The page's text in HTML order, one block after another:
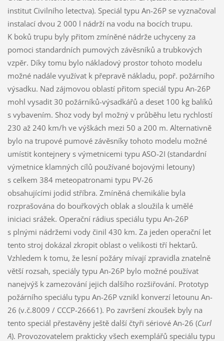
institut Civilního letectva). Speciál typu An-26P se vyznačoval
instalací dvou 2 000 l nádrží na vodu na bocích trupu.
K boků trupu byly přitom zmíněné nádrže uchyceny za
pomoci standardních pumových závěsníků a trubkových
vzpěr. Díky tomu bylo nákladový prostor tohoto modelu
možné nadále využívat k přepravě nákladu, popř. požárního
výsadku. Nad zájmovou oblastí přitom speciál typu An-26P
mohl vysadit 30 požárníků-výsadkářů a deset 100 kg balíků
s vybavením. Shoz vody byl možný v průběhu letu rychlostí
230 až 240 km/h ve výškách mezi 50 a 200 m. Alternativně
bylo na trupové pumové závěsníky tohoto modelu možné
umístit kontejnery s výmetnicemi typu ASO-2I (standardní
výmetnice klamných cílů používané bojovými letouny)
s celkem 384 meteopatronami typu PV-26
obsahujícími jodid stříbra. Zmíněná chemikálie byla
rozprašována do bouřkových oblak a sloužila k umělé
iniciaci srážek. Operační rádius speciálu typu An-26P
s plnými nádržemi vody činil 430 km. Za jeden operační let
tento stroj dokázal zkropit oblast o velikosti tří hektarů.
Vzhledem k tomu, že lesní požáry mívají zpravidla znatelně
větší rozsah, speciály typu An-26P bylo možné používat
nanejvýš k zamezování jejich dalšího rozšiřování. Prototyp
požárního speciálu typu An-26P vznikl konverzí letounu An-
26 (v.č.8009 / CCCP-26661). Po završení zkoušek byly na
tento speciál přestavěny ještě další čtyři sériové An-26 (Curl
A). Provozovatelem prakticky všech exemplářů speciálu typu